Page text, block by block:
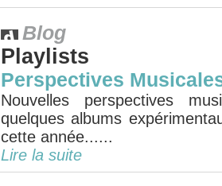
Blog
Playlists
Perspectives
Nouvelles perspectives
quelques albums
cette année......
Lire la suite